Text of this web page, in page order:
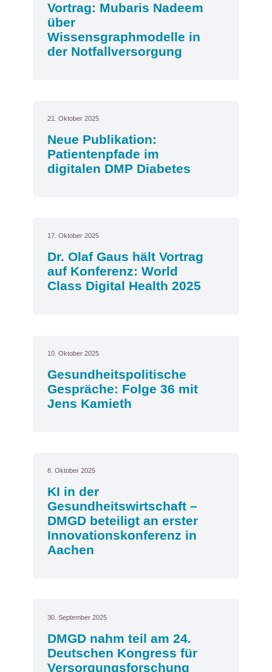
Vortrag: Mubaris Nadeem
über
Wissensgraphmodelle in
der Notfallversorgung
21. Oktober 2025
Neue Publikation:
Patientenpfade im
digitalen DMP Diabetes
17. Oktober 2025
Dr. Olaf Gaus hält Vortrag
auf Konferenz: World
Class Digital Health 2025
10. Oktober 2025
Gesundheitspolitische
Gespräche: Folge 36 mit
Jens Kamieth
8. Oktober 2025
KI in der
Gesundheitswirtschaft –
DMGD beteiligt an erster
Innovationskonferenz in
Aachen
30. September 2025
DMGD nahm teil am 24.
Deutschen Kongress für
Versorgungsforschung